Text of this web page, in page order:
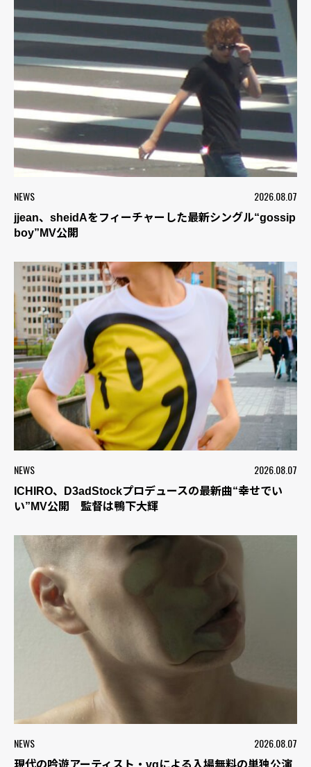
NEWS 2026.08.07
jjean、sheidAをフィーチャーした最新シングル“gossip
boy”MV公開
NEWS 2026.08.07
ICHIRO、D3adStockプロデュースの最新曲“幸せでい
い”MV公開 監督は鴨下大輝
NEWS 2026.08.07
現代の吟遊アーティスト・vqによる入場無料の単独公演